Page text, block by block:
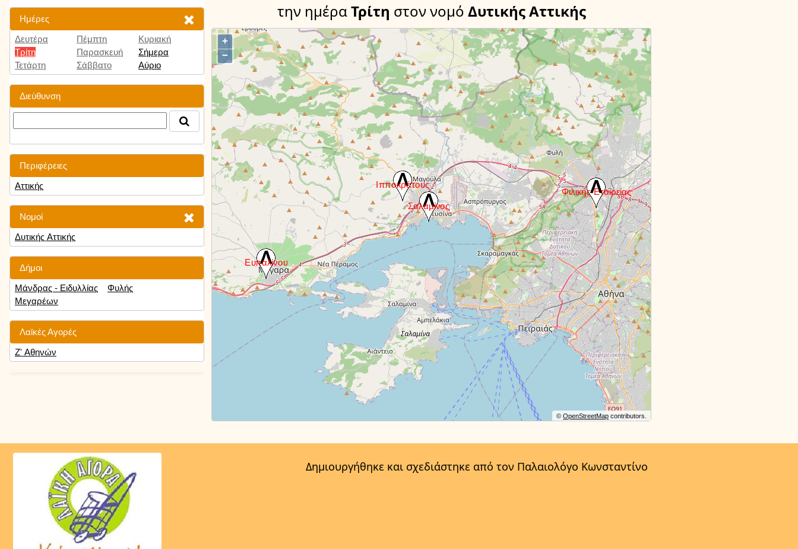
Ημέρες
Δευτέρα
Τρίτη
Τετάρτη
Πέμπτη
Παρασκευή
Σάββατο
Κυριακή
Σήμερα
Αύριο
Διεύθυνση
Περιφέρειες
Αττικής
Νομοί
Δυτικής Αττικής
Δήμοι
Μάνδρας - Ειδυλλίας
Μεγαρέων
Φυλής
Λαϊκές Αγορές
Ζ' Αθηνών
την ημέραΤρίτη στον νομό Δυτικής Αττικής
+
−
©OpenStreetMap contributors.
Δημιουργήθηκε και σχεδιάστηκε από τον Παλαιολόγο Κωνσταντίνο